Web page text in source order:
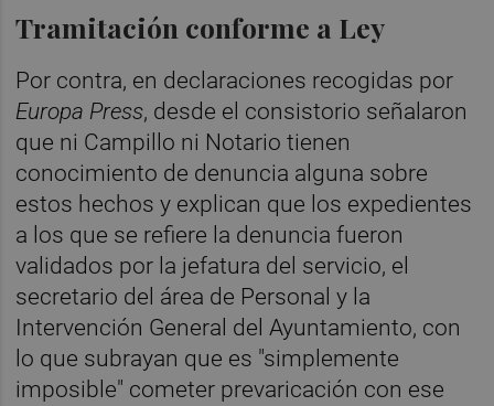
Tramitación conforme a Ley
Por contra, en declaraciones recogidas por
Europa Press, desde el consistorio señalaron
que ni Campillo ni Notario tienen
conocimiento de denuncia alguna sobre
estos hechos y explican que los expedientes
a los que se refiere la denuncia fueron
validados por la jefatura del servicio, el
secretario del área de Personal y la
Intervención General del Ayuntamiento, con
lo que subrayan que es "simplemente
imposible" cometer prevaricación con ese